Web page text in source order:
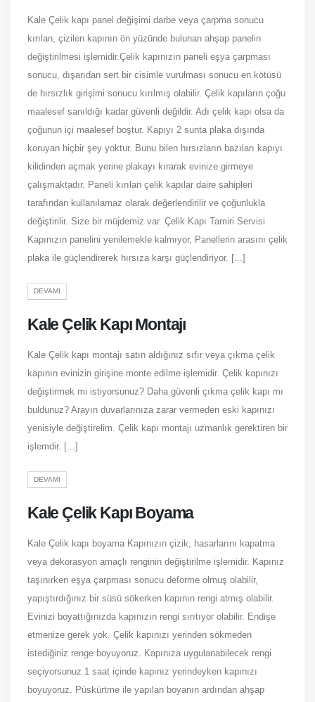
Kale Çelik kapı panel değişimi darbe veya çarpma sonucu
kırılan, çizilen kapının ön yüzünde bulunan ahşap panelin
değiştirilmesi işlemidir.Çelik kapınızın paneli eşya çarpması
sonucu, dışarıdan sert bir cisimle vurulması sonucu en kötüsü
de hırsızlık girişimi sonucu kırılmış olabilir. Çelik kapıların çoğu
maalesef sanıldığı kadar güvenli değildir. Adı çelik kapı olsa da
çoğunun içi maalesef boştur. Kapıyı 2 sunta plaka dışında
koruyan hiçbir şey yoktur. Bunu bilen hırsızların bazıları kapıyı
kilidinden açmak yerine plakayı kırarak evinize girmeye
çalışmaktadır. Paneli kırılan çelik kapılar daire sahipleri
tarafından kullanılamaz olarak değerlendirilir ve çoğunlukla
değiştirilir. Size bir müjdemiz var. Çelik Kapı Tamiri Servisi
Kapınızın panelini yenilemekle kalmıyor, Panellerin arasını çelik
plaka ile güçlendirerek hırsıza karşı güçlendiriyor. [...]
DEVAMI
Kale Çelik Kapı Montajı
Kale Çelik kapı montajı satın aldığınız sıfır veya çıkma çelik
kapının evinizin girişine monte edilme işlemidir. Çelik kapınızı
değiştirmek mi istiyorsunuz? Daha güvenli çıkma çelik kapı mı
buldunuz? Arayın duvarlarınıza zarar vermeden eski kapınızı
yenisiyle değiştirelim. Çelik kapı montajı uzmanlık gerektiren bir
işlemdir. [...]
DEVAMI
Kale Çelik Kapı Boyama
Kale Çelik kapı boyama Kapınızın çizik, hasarlarını kapatma
veya dekorasyon amaçlı renginin değiştirilme işlemidir. Kapınız
taşınırken eşya çarpması sonucu deforme olmuş olabilir,
yapıştırdığınız bir süsü sökerken kapının rengi atmış olabilir.
Evinizi boyattığınızda kapınızın rengi sırıtıyor olabilir. Endişe
etmenize gerek yok. Çelik kapınızı yerinden sökmeden
istediğiniz renge boyuyoruz. Kapınıza uygulanabilecek rengi
seçiyorsunuz 1 saat içinde kapınız yerindeyken kapınızı
boyuyoruz. Püskürtme ile yapılan boyanın ardından ahşap